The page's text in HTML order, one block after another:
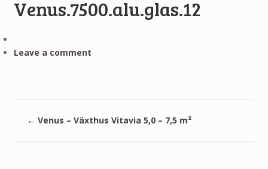
Venus.7500.alu.glas.12
Leave a comment
← Venus – Växthus Vitavia 5,0 – 7,5 m²